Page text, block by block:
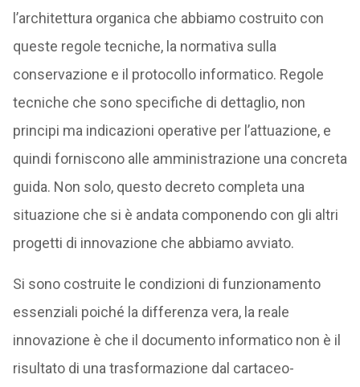
l’architettura organica che abbiamo costruito con
queste regole tecniche, la normativa sulla
conservazione e il protocollo informatico. Regole
tecniche che sono specifiche di dettaglio, non
principi ma indicazioni operative per l’attuazione, e
quindi forniscono alle amministrazione una concreta
guida. Non solo, questo decreto completa una
situazione che si è andata componendo con gli altri
progetti di innovazione che abbiamo avviato.
Si sono costruite le condizioni di funzionamento
essenziali poiché la differenza vera, la reale
innovazione è che il documento informatico non è il
risultato di una trasformazione dal cartaceo-